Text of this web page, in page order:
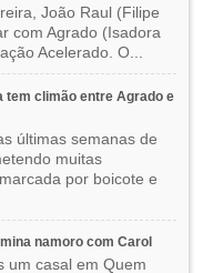
João Raul (Filipe
com Agrado (Isadora
Acelerado. O...
tem climão entre Agrado e
últimas semanas de
muitas
por boicote e
namoro com Carol
um casal em Quem